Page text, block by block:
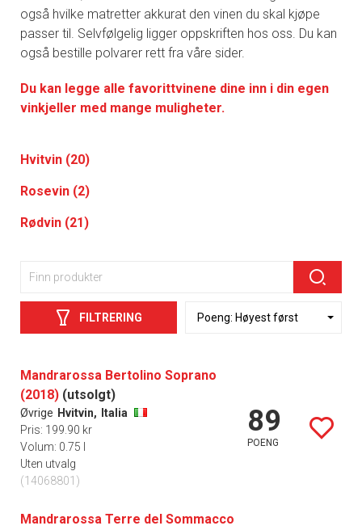
også hvilke matretter akkurat den vinen du skal kjøpe
passer til. Selvfølgelig ligger oppskriften hos oss. Du kan
også bestille polvarer rett fra våre sider.
Du kan legge alle favorittvinene dine inn i din egen
vinkjeller med mange muligheter.
Hvitvin (20)
Rosevin (2)
Rødvin (21)
FILTRERING
Mandrarossa Bertolino Soprano
(2018) (utsolgt)
Øvrige Hvitvin,
Italia
Pris: 199.90 kr
Volum: 0.75 l
Uten utvalg
(14068801)
89
POENG
Mandrarossa Terre del Sommacco